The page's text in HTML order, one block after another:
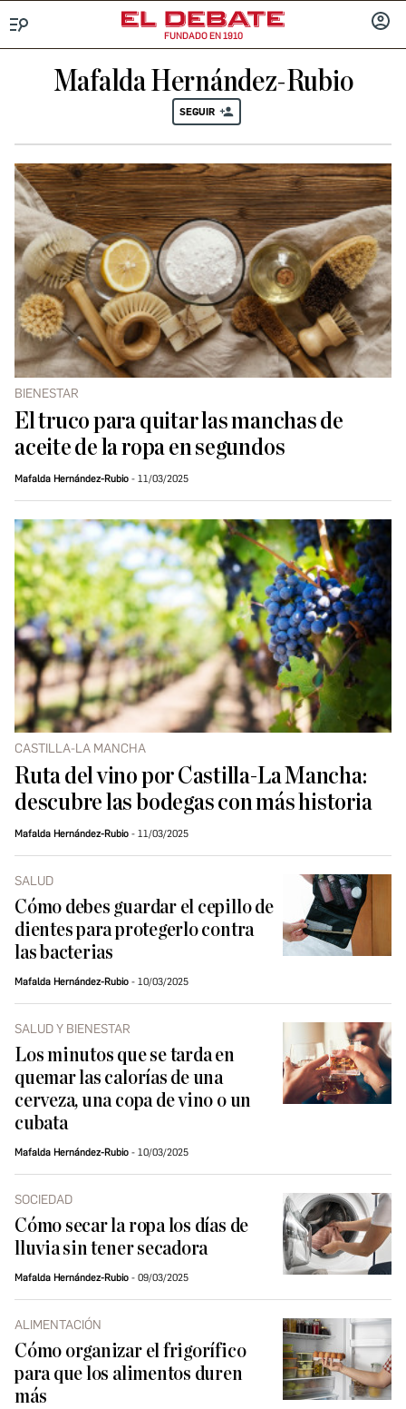
FUNDADO EN 1910
Mafalda Hernández-Rubio
SEGUIR
BIENESTAR
El truco para quitar las manchas de
aceite de la ropa en segundos
Mafalda Hernández-Rubio 11/03/2025
CASTILLA-LA MANCHA
Ruta del vino por Castilla-La Mancha:
descubre las bodegas con más historia
Mafalda Hernández-Rubio 11/03/2025
SALUD
Cómo debes guardar el cepillo de
dientes para protegerlo contra
las bacterias
Mafalda Hernández-Rubio 10/03/2025
SALUD Y BIENESTAR
Los minutos que se tarda en
quemar las calorías de una
cerveza, una copa de vino o un
cubata
Mafalda Hernández-Rubio 10/03/2025
SOCIEDAD
Cómo secar la ropa los días de
lluvia sin tener secadora
Mafalda Hernández-Rubio 09/03/2025
ALIMENTACIÓN
Cómo organizar el frigorífico
para que los alimentos duren
más